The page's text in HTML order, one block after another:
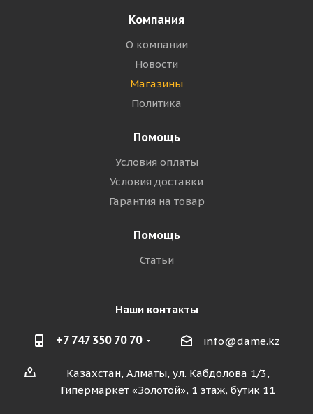
Компания
О компании
Новости
Магазины
Политика
Помощь
Условия оплаты
Условия доставки
Гарантия на товар
Помощь
Статьи
Наши контакты
+7 747 350 70 70 info@dame.kz
Казахстан, Алматы, ул. Кабдолова 1/3,
Гипермаркет «Золотой», 1 этаж, бутик 11